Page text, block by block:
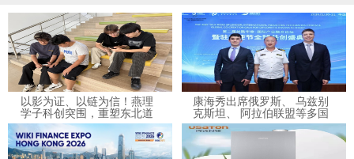
以影为证、以链为信！燕理
学子科创突围，重塑东北道
地药材产业信任体系
康海秀出席俄罗斯、 乌兹别
克斯坦、 阿拉伯联盟等多国
家外事商务活动